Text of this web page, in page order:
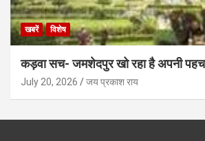
खबरें विशेष
कड़वा सच- जमशेदपुर खो रहा है अपनी
July 20, 2026 जय प्रकाश राय